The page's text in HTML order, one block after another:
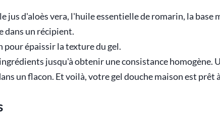
jus d'aloès vera, l'huile essentielle de romarin, la base
dans un récipient.
pour épaissir la texture du gel.
jusqu'à obtenir une consistance homogène.
un flacon. Et voilà, votre gel douche maison est prêt